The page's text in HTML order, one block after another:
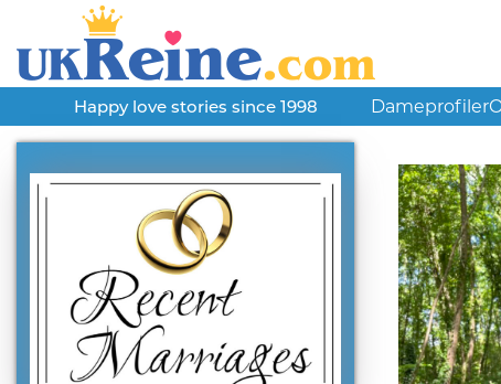
Happy love stories since 1998 Dameprofiler